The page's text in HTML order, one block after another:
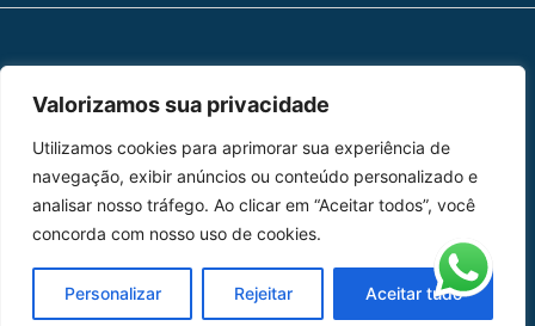
Valorizamos sua privacidade
Utilizamos cookies para aprimorar sua experiência de
navegação, exibir anúncios ou conteúdo personalizado e
analisar nosso tráfego. Ao clicar em “Aceitar todos”, você
concorda com nosso uso de cookies.
Personalizar Rejeitar Aceitar tudo
Peças
Catálogo de Aplicações
Oficina de Mangueiras